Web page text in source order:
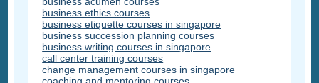
business ethics courses
business etiquette courses in singapore
business succession planning courses
business writing courses in singapore
call center training courses
change management courses in singapore